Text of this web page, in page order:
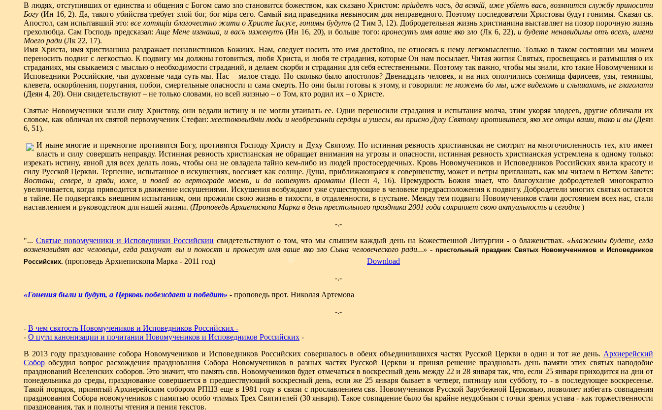
В людях, отступивших от единства и общения с Богом само зло становится божеством, как сказано Христом:прiидетъ часъ, да всякiй, иже убiетъ васъ, возмнится службу приносити
Богу (Ин 16, 2). Да, такого убийства требует злой бог, бог мiра сего. Самый вид праведника невыносим для неправедного. Поэтому последователи Христовы будут гонимы. Сказал св.
Апостол, сам испытавший это:все хотящiи благочестно жити о Христе Iисусе, гонимы будутъ (2 Тим 3, 12). Добродетельная жизнь христианина выставляет на позор порочную жизнь
грехолюбца. Сам Господь предсказал: Аще Мене изгнаша, и васъ изженутъ(Ин 16, 20), и больше того: пронесутъ имя ваше яко зло (Лк 6, 22),и будете ненавидимы отъ всехъ, имени
Моего ради (Лк 22, 17).
Имя Христа, имя христианина раздражает ненавистников Божиих. Нам, следует носить это имя достойно, не относясь к нему легкомысленно. Только в таком состоянии мы можем
переносить подвиг с легкостью. К подвигу мы должны готовиться, любя Христа, и любя те страдания, которые Он нам посылает. Читая жития Святых, просвещаясь и размышляя о их
страданиях, мы свыкаемся с мыслью о необходимости страданий, и делаем скорби и страдания для себя естественными. Поэтому так важно, чтобы мы знали, кто такие Новомученики и
Исповедники Российские, чьи духовные чада суть мы. Нас – малое стадо. Но сколько было апостолов? Двенадцать человек, и на них ополчились сонмища фарисеев, узы, темницы,
клевета, оскорбления, поругания, побои, смертельные опасности и сама смерть. Но они были готовы к этому, и говорили: не можемъ бо мы, иже видехомъ и слышахомъ, не глаголати
(Деян 4, 20). Они свидетельствуют – не только словами, но всей жизнью – о Том, кто родил их – о Христе.
Святые Новомученики знали силу Христову, они ведали истину и не могли утаивать ее. Одни переносили страдания и испытания молча, этим укоряя злодеев, другие обличали их
словом, как обличал их святой первомученик Стефан:жестоковыйнiи люди и необрезаннiи сердцы и ушесы, вы присно Духу Святому противитеся, яко же отцы ваши, тако и вы(Деян
6, 51).
И ныне многие и премногие противятся Богу, противятся Господу Христу и Духу Святому. Но истинная ревность христианская не смотрит на многочисленность тех, кто имеет
власть и силу совершать неправду. Истинная ревность христианская не обращает внимания на угрозы и опасности, истинная ревность христианская устремлена к одному только:
изрекать истину, явной для всех делать ложь, чтобы она не овладела тайно кем-либо из людей простосердечных. Кровь Новомучеников и Исповедников Российских явила красоту и
силу Русской Церкви. Терпение, испытанное в искушениях, воссияет как солнце. Душа, приближающаяся к совершенству, может и ветры приглашать, как мы читаем в Ветхом Завете:
Востани, севере, и гряди, юже, и повей во вертограде моемъ, и да потекутъ ароматы (Песн 4, 16). Премудрость Божия знает, что благоухание добродетелей многократно
увеличивается, когда приводится в движение искушениями. Искушения возбуждают уже существующие в человеке предрасположения к подвигу. Добродетели многих святых остаются
в тайне. Не подвергаясь внешним испытаниям, они прожили свою жизнь в тихости, в отдаленности, в пустыне. Между тем подвиги Новомучеников стали достоянием всех нас, стали
наставлением и руководством для нашей жизни. (Проповедь Архиепископа Марка в день престольного праздника 2001 года сохраняет свою актуальность и сегодня )
-.-
"...Cвятые новомученики и Исповедники Российскии свидетельствуют о том, что мы слышим каждый день на Божественной Литургии - о блаженствах. «Блаженны будете, егда
возненавидят вас человецы, егда разлучат вы и поносят и пронесут имя ваше яко зло Сына человеческого ради...» -престольный праздник Святых Новомученников и Исповедников
Российских. (проповедь Архиепископа Марка - 2011 год)
Download
-.-
«Гонения были и будут, а Церковь побеждает и победит» - проповедь прот. Николая Артемова
-.-
- В чем святость Новомучеников и Исповедников Российских -
- О пути канонизации и почитании Новомучеников и Исповедников Российских -
В 2013 году празднование собора Новомучеников и Исповедников Российских совершалось в обеих объединившихся частях Русской Церкви в один и тот же день. Архиерейский
Собор обсудил вопрос расхождения празднования Собора Новомучеников в разных частях Русской Церкви и принял решение праздновать день памяти этих святых наподобие
празднований Вселенских соборов. Это значит, что память свв. Новомучеников будет отмечаться в воскресный день между 22 и 28 января так, что, если 25 января приходится на дни от
понедельника до среды, празднование совершается в предшествующий воскресный день, если же 25 января бывает в четверг, пятницу или субботу, то - в последующее воскресенье.
Такой порядок, принятый Архиерейским собором РПЦЗ еще в 1981 году в связи с прославлением свв. Новомучеников Русской Зарубежной Церковью, позволяет избегать совпадения
празднования Собора новомучеников с памятью особо чтимых Трех Святителей (30 января). Такое совпадение было бы крайне неудобным с точки зрения устава - как торжественности
празднования, так и полноты чтения и пения текстов.